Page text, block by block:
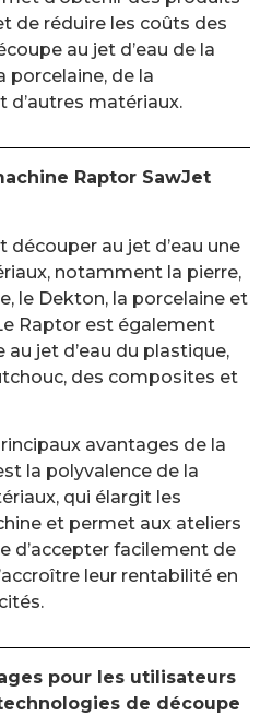
de réduire les coûts des
au jet d’eau de la
porcelaine, de la
d’autres matériaux.
Raptor SawJet
découper au jet d’eau une
notamment la pierre,
le Dekton, la porcelaine et
Raptor est également
jet d’eau du plastique,
des composites et
avantages de la
la polyvalence de la
qui élargit les
et permet aux ateliers
d’accepter facilement de
leur rentabilité en
pour les utilisateurs
de découpe